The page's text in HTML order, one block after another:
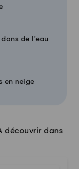
de l'eau
en neige
découvrir dans